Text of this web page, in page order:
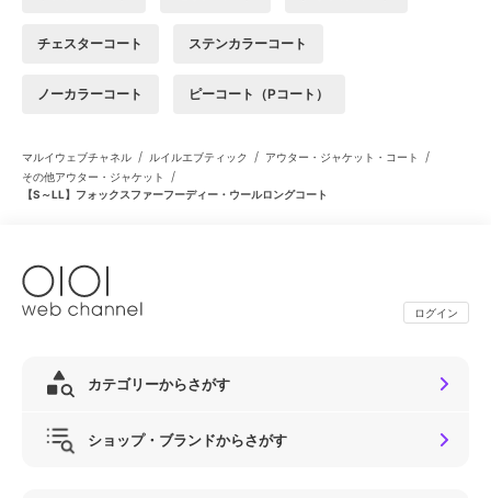
チェスターコート ステンカラーコート
ノーカラーコート ピーコート（Pコート）
マルイウェブチャネル / ルイルエブティック / アウター・ジャケット・コート /
その他アウター・ジャケット /
【S～LL】フォックスファーフーディー・ウールロングコート
ログイン
カテゴリーからさがす
ショップ・ブランドからさがす